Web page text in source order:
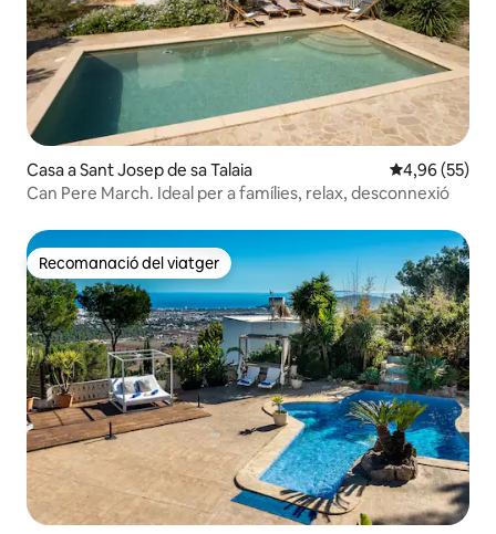
Casa a Sant Josep de sa Talaia 4,96 de
4,96 (55)
Can Pere March. Ideal per a famílies, relax, desconnexió
Recomanació del viatger
Recomanació del viatger